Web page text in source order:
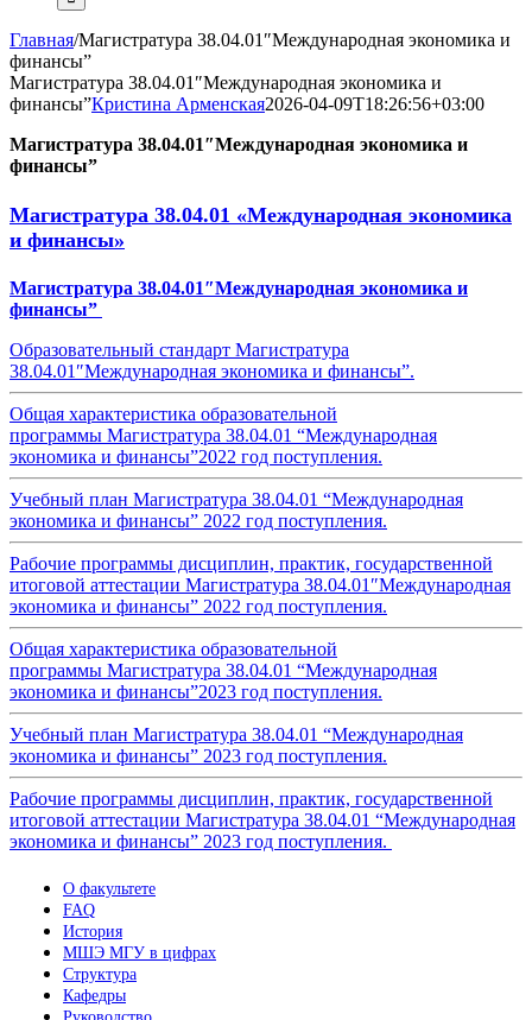
Главная/Магистратура 38.04.01″Международная экономика и
финансы”
Магистратура 38.04.01″Международная экономика и
финансы”Кристина Арменская2026-04-09T18:26:56+03:00
Магистратура 38.04.01″Международная экономика и
финансы”
Магистратура 38.04.01 «Международная экономика
и финансы»
Магистратура 38.04.01″Международная экономика и
финансы”
Образовательный стандарт Магистратура
38.04.01″Международная экономика и финансы”.
Общая характеристика образовательной
программы Магистратура 38.04.01 “Международная
экономика и финансы”2022 год поступления.
Учебный план Магистратура 38.04.01 “Международная
экономика и финансы” 2022 год поступления.
Рабочие программы дисциплин, практик, государственной
итоговой аттестации Магистратура 38.04.01″Международная
экономика и финансы” 2022 год поступления.
Общая характеристика образовательной
программы Магистратура 38.04.01 “Международная
экономика и финансы”2023 год поступления.
Учебный план Магистратура 38.04.01 “Международная
экономика и финансы” 2023 год поступления.
Рабочие программы дисциплин, практик, государственной
итоговой аттестации Магистратура 38.04.01 “Международная
экономика и финансы” 2023 год поступления.
О факультете
FAQ
История
МШЭ МГУ в цифрах
Структура
Кафедры